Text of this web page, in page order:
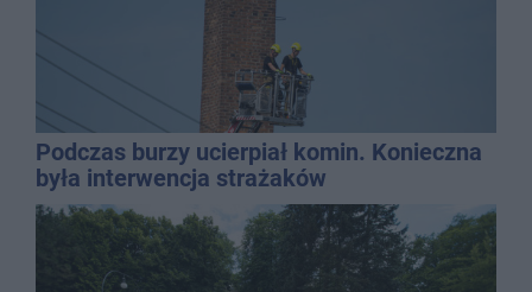
Podczas burzy ucierpiał komin. Konieczna
była interwencja strażaków